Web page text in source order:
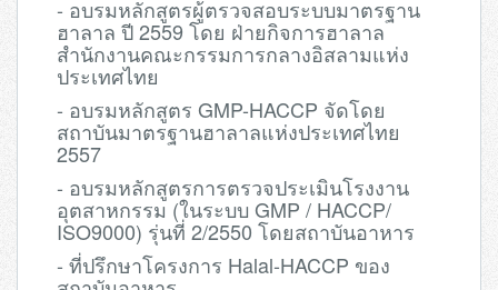
- อบรมหลักสูตรผู้ตรวจสอบระบบมาตรฐาน
ฮาลาล ปี 2559 โดย ฝ่ายกิจการฮาลาล
สำนักงานคณะกรรมการกลางอิสลามแห่ง
ประเทศไทย
- อบรมหลักสูตร GMP-HACCP จัดโดย
สถาบันมาตรฐานฮาลาลแห่งประเทศไทย
2557
- อบรมหลักสูตรการตรวจประเมินโรงงาน
อุตสาหกรรม (ในระบบ GMP / HACCP/
ISO9000) รุ่นที่ 2/2550 โดยสถาบันอาหาร
- ที่ปรึกษาโครงการ Halal-HACCP ของ